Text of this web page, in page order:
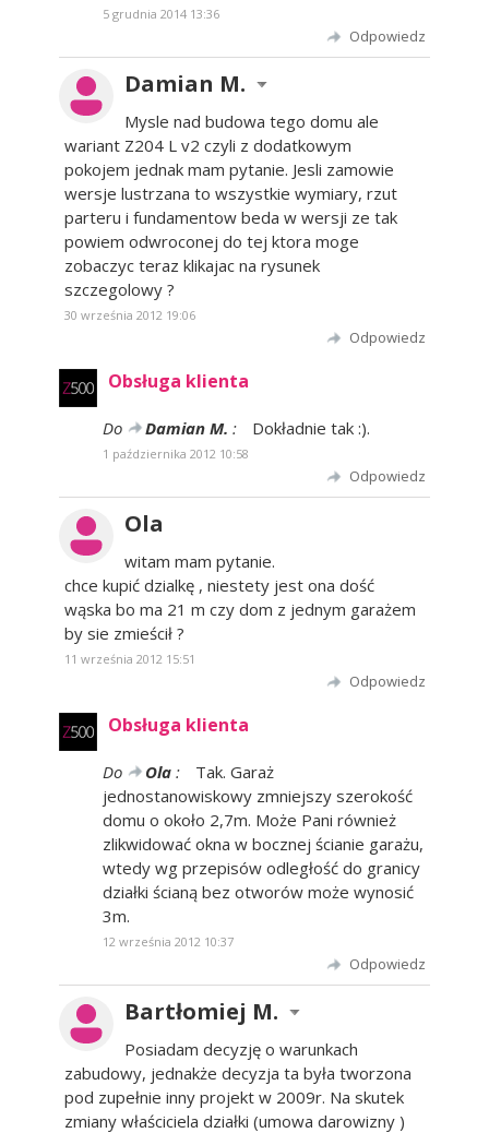
5 grudnia 2014 13:36
Odpowiedz
Damian M.
Mysle nad budowa tego domu ale
wariant Z204 L v2 czyli z dodatkowym
pokojem jednak mam pytanie. Jesli zamowie
wersje lustrzana to wszystkie wymiary, rzut
parteru i fundamentow beda w wersji ze tak
powiem odwroconej do tej ktora moge
zobaczyc teraz klikajac na rysunek
szczegolowy ?
30 września 2012 19:06
Odpowiedz
Obsługa klienta
Do Damian M. : Dokładnie tak :).
1 października 2012 10:58
Odpowiedz
Ola
witam mam pytanie.
chce kupić dzialkę , niestety jest ona dość
wąska bo ma 21 m czy dom z jednym garażem
by sie zmieścił ?
11 września 2012 15:51
Odpowiedz
Obsługa klienta
Do Ola :
Tak. Garaż
jednostanowiskowy zmniejszy szerokość
domu o około 2,7m. Może Pani również
zlikwidować okna w bocznej ścianie garażu,
wtedy wg przepisów odległość do granicy
działki ścianą bez otworów może wynosić
3m.
12 września 2012 10:37
Odpowiedz
Bartłomiej M.
Posiadam decyzję o warunkach
zabudowy, jednakże decyzja ta była tworzona
pod zupełnie inny projekt w 2009r. Na skutek
zmiany właściciela działki (umowa darowizny )